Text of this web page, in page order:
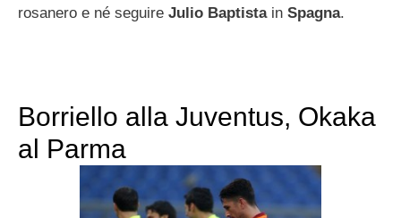
rosanero e né seguire Julio Baptistain Spagna.
Borriello alla Juventus, Okaka
al Parma